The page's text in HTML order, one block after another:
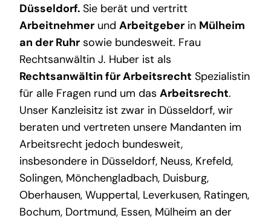
Düsseldorf. Sie berät und vertritt
Arbeitnehmerund Arbeitgeberin Mülheim
an der Ruhrsowie bundesweit. Frau
Rechtsanwältin J. Huber ist als
Rechtsanwältin für Arbeitsrecht Spezialistin
für alle Fragen rund um das Arbeitsrecht.
Unser Kanzleisitz ist zwar in Düsseldorf, wir
beraten und vertreten unsere Mandanten im
Arbeitsrecht jedoch bundesweit,
insbesondere in Düsseldorf, Neuss, Krefeld,
Solingen, Mönchengladbach, Duisburg,
Oberhausen, Wuppertal, Leverkusen, Ratingen,
Bochum, Dortmund, Essen, Mülheim an der